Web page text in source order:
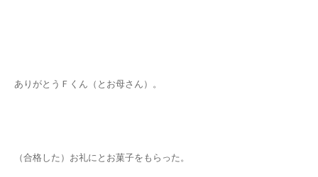
ありがとうＦくん（とお母さん）。
（合格した）お礼にとお菓子をもらった。